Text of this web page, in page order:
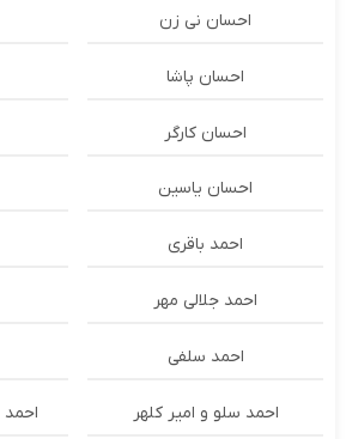
احسان نی زن
احسان پاشا
احسان کارگر
احسان یاسین
احمد باقری
احمد جلالی مهر
احمد سلفی
احمد سلو و امیر کلهر